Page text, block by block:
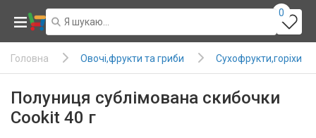
0
Головна Овочі,фрукти та гриби Сухофрукти,горіхи
Полуниця сублімована скибочки
Cookit 40 г